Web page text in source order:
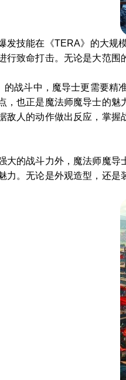
发技能在《TERA》的大规
行致命打击。无论是大范围
的战斗中，魔导士更需要精
，也正是魔法师魔导士的魅
敌人的动作做出反应，掌
大的战斗力外，魔法师魔
力。无论是外观造型，还是